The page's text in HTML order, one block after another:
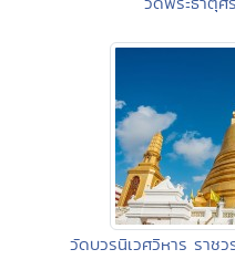
วัดบวรนิเวศวิหาร ราช